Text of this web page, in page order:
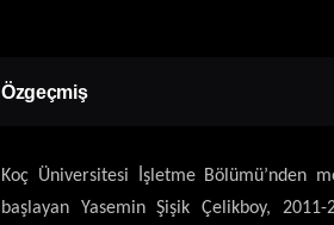
Özgeçmiş
Koç Üniversitesi İşletme Bölümü’nden
başlayan Yasemin Şişik Çelikboy,